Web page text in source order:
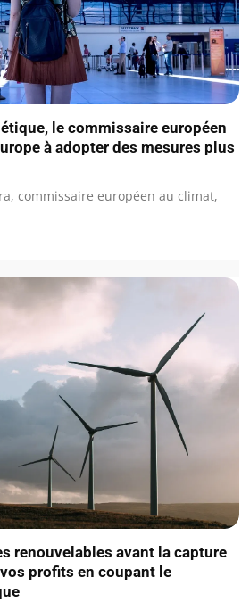
le commissaire européen
à adopter des mesures plus
commissaire européen au climat,
renouvelables avant la capture
profits en coupant le